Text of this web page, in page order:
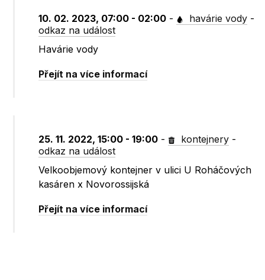
10. 02. 2023, 07:00 - 02:00 - havárie vody -
odkaz na událost
Havárie vody
Přejít na více informací
25. 11. 2022, 15:00 - 19:00 - kontejnery -
odkaz na událost
Velkoobjemový kontejner v ulici U Roháčových
kasáren x Novorossijská
Přejít na více informací